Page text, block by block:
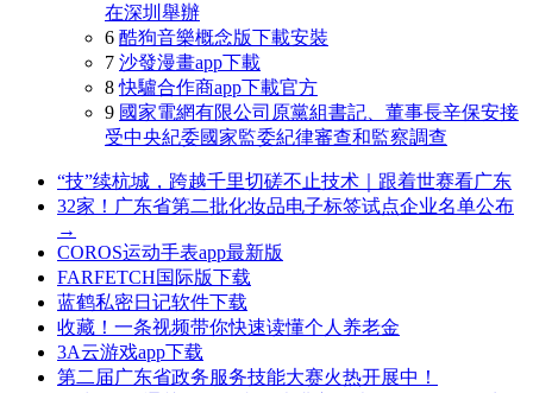
在深圳舉辦
6 酷狗音樂概念版下載安裝
7 沙發漫畫app下載
8 快驢合作商app下載官方
9 國家電網有限公司原黨組書記、董事長辛保安接
受中央紀委國家監委紀律審查和監察調查
“技”续杭城，跨越千里切磋不止技术｜跟着世赛看广东
32家！广东省第二批化妆品电子标签试点企业名单公布
→
COROS运动手表app最新版
FARFETCH国际版下载
蓝鹤私密日记软件下载
收藏！一条视频带你快速读懂个人养老金
3A云游戏app下载
第二届广东省政务服务技能大赛火热开展中！